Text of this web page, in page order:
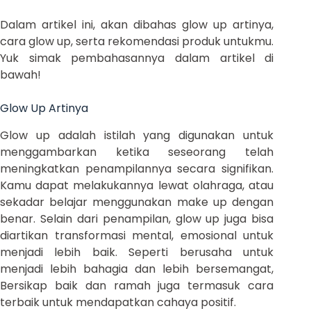
Dalam artikel ini, akan dibahas glow up artinya,
cara glow up, serta rekomendasi produk untukmu.
Yuk simak pembahasannya dalam artikel di
bawah!
Glow Up Artinya
Glow up adalah istilah yang digunakan untuk
menggambarkan ketika seseorang telah
meningkatkan penampilannya secara signifikan.
Kamu dapat melakukannya lewat olahraga, atau
sekadar belajar menggunakan make up dengan
benar. Selain dari penampilan, glow up juga bisa
diartikan transformasi mental, emosional untuk
menjadi lebih baik. Seperti berusaha untuk
menjadi lebih bahagia dan lebih bersemangat,
Bersikap baik dan ramah juga termasuk cara
terbaik untuk mendapatkan cahaya positif.